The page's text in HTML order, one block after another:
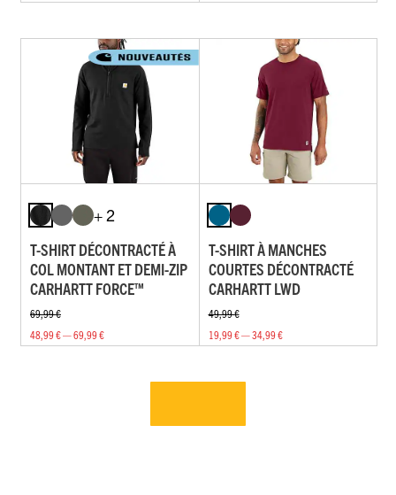
+ 2
T-SHIRT DÉCONTRACTÉ À
COL MONTANT ET DEMI-ZIP
CARHARTT FORCE™
69,99 €
48,99 € — 69,99 €
T-SHIRT À MANCHES
COURTES DÉCONTRACTÉ
CARHARTT LWD
49,99 €
19,99 € — 34,99 €